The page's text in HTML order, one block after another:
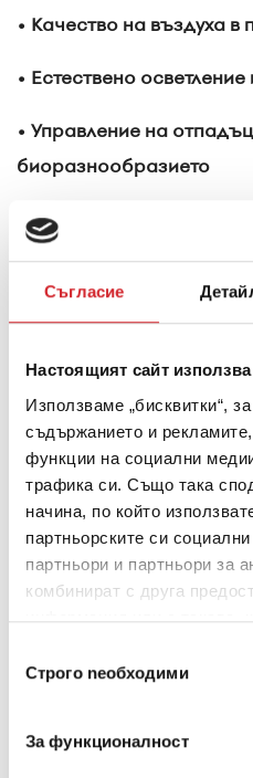
Съгласие
Настоящият сайт
Използваме „бисквитки“,
съдържанието и
функции на социални
трафика си. Също така
начина, по който
партньорските си
партньори и партньори за
комбинират с друга
информация или с такава,
наСтрого nеобходими
За функционалност
• Качество на въздуха
• Естествено осветление
• Управление на
биоразнообразието
EC1PLUS-сертифицирани
стандартите BREEAM,то
използват най-добрите,
строителни материали.
11-те EMICODE
Тези продукти включват:
1. Powderfine Multi
прах)
2. Powderfine Professional
пълнител за шпатула